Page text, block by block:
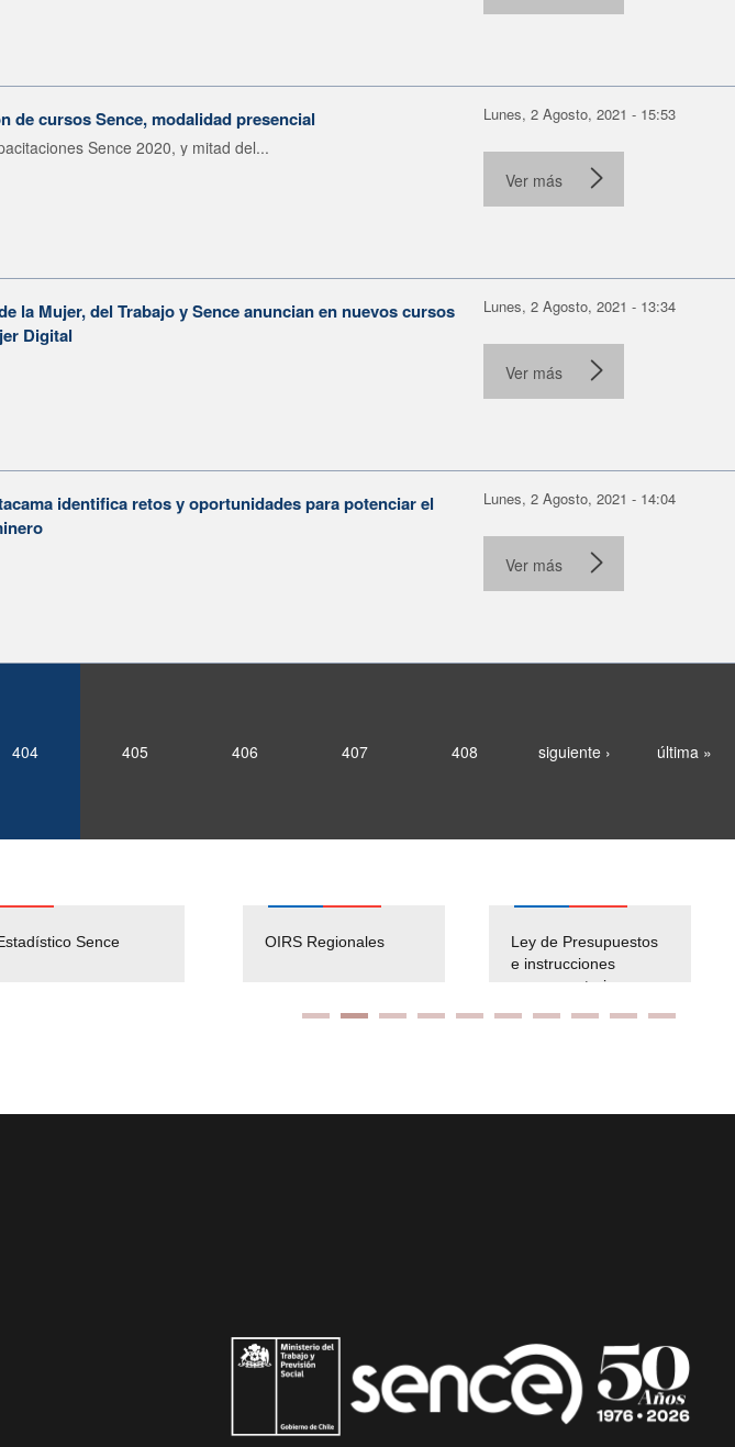
de cursos Sence, modalidad presencial
Sence 2020, y mitad del...
Lunes, 2 Agosto, 2021 - 15:53
Ver más
la Mujer, del Trabajo y Sence anuncian en nuevos cursos
Digital
Lunes, 2 Agosto, 2021 - 13:34
Ver más
identifica retos y oportunidades para potenciar el
Lunes, 2 Agosto, 2021 - 14:04
Ver más
404 405 406 407 408 siguiente › última »
Sence
Solicitud Audiencias y
OIRS Regionales
Ley de Presupuestos
e instrucciones
presuspuetarias